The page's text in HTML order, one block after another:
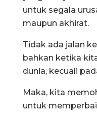
untuk segala
maupun akhirat.
Tidak ada jalan
bahkan ketika
dunia, kecuali
Maka, kita
untuk